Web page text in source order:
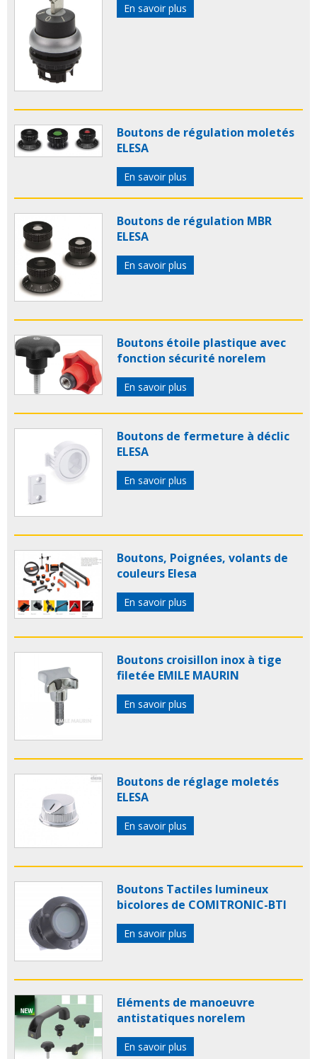
En savoir plus
Boutons de régulation moletés
ELESA
En savoir plus
Boutons de régulation MBR
ELESA
En savoir plus
Boutons étoile plastique avec
fonction sécurité norelem
En savoir plus
Boutons de fermeture à déclic
ELESA
En savoir plus
Boutons, Poignées, volants de
couleurs Elesa
En savoir plus
Boutons croisillon inox à tige
filetée EMILE MAURIN
En savoir plus
Boutons de réglage moletés
ELESA
En savoir plus
Boutons Tactiles lumineux
bicolores de COMITRONIC-BTI
En savoir plus
Eléments de manoeuvre
antistatiques norelem
En savoir plus